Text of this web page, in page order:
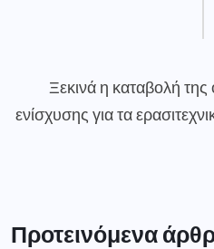
Ξεκινά η καταβολή της
ενίσχυσης για τα
Προτεινόμενα